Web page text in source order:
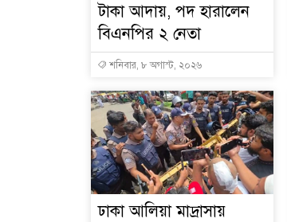
টাকা আদায়, পদ হারালেন
বিএনপির ২ নেতা
শনিবার, ৮ অগাস্ট, ২০২৬
ঢাকা আলিয়া মাদ্রাসায়